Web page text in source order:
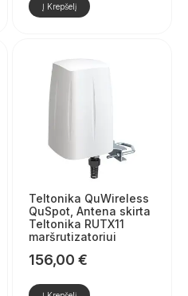
Į Krepšelį
Teltonika QuWireless
QuSpot, Antena skirta
Teltonika RUTX11
maršrutizatoriui
156,00 €